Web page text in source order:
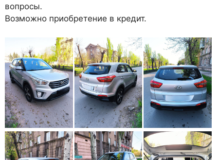
вопросы.
Возможно приобретение в кредит.